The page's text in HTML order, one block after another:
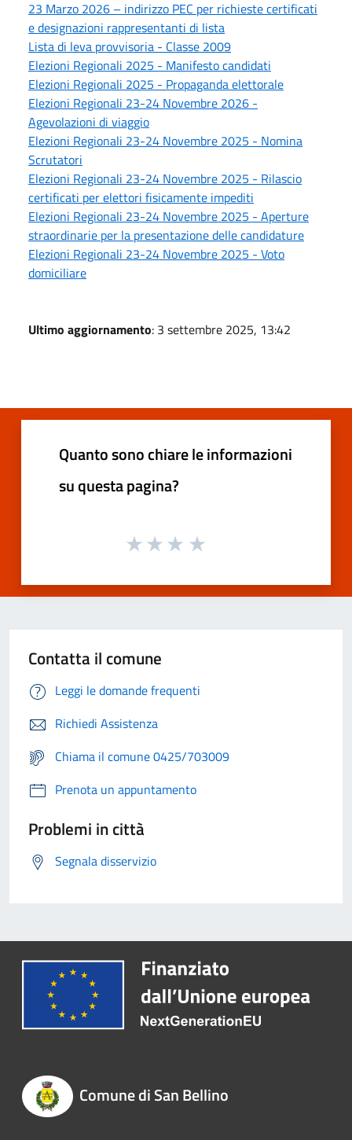
23 Marzo 2026 – indirizzo PEC per richieste certificati
e designazioni rappresentanti di lista
Lista di leva provvisoria - Classe 2009
Elezioni Regionali 2025 - Manifesto candidati
Elezioni Regionali 2025 - Propaganda elettorale
Elezioni Regionali 23-24 Novembre 2026 -
Agevolazioni di viaggio
Elezioni Regionali 23-24 Novembre 2025 - Nomina
Scrutatori
Elezioni Regionali 23-24 Novembre 2025 - Rilascio
certificati per elettori fisicamente impediti
Elezioni Regionali 23-24 Novembre 2025 - Aperture
straordinarie per la presentazione delle candidature
Elezioni Regionali 23-24 Novembre 2025 - Voto
domiciliare
Ultimo aggiornamento: 3 settembre 2025, 13:42
Quanto sono chiare le informazioni
su questa pagina?
Contatta il comune
Leggi le domande frequenti
Richiedi Assistenza
Chiama il comune 0425/703009
Prenota un appuntamento
Problemi in città
Segnala disservizio
Comune di San Bellino